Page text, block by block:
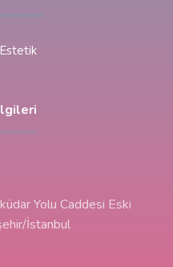
Yolu Caddesi Eski
İstanbul